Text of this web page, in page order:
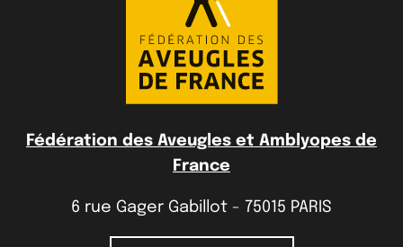
Fédération des Aveugles et Amblyopes de
France
6 rue Gager Gabillot - 75015 PARIS